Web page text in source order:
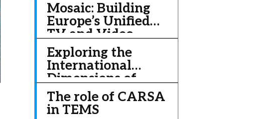
Mosaic: Building
Europe’s Unified
TV and Video
Streaming
Platform
Exploring the
International
Dimensions of
Europe’s Data
Economy
The role of CARSA
in TEMS